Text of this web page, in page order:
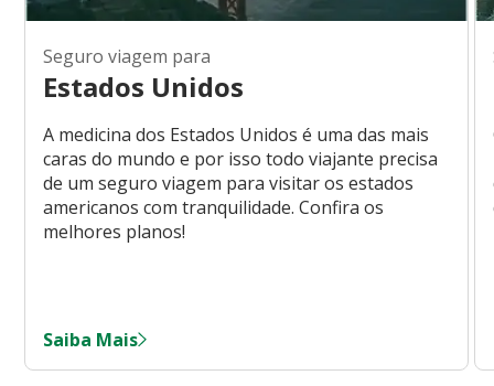
Seguro viagem para
Estados Unidos
A medicina dos Estados Unidos é uma das mais
caras do mundo e por isso todo viajante precisa
de um seguro viagem para visitar os estados
americanos com tranquilidade. Confira os
melhores planos!
Saiba Mais